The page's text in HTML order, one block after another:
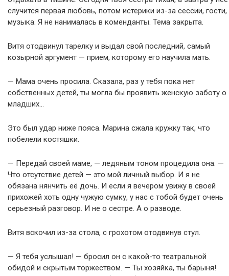
случится первая любовь, потом истерики из-за сессии, гости,
музыка. Я не нанималась в коменданты. Тема закрыта.
Витя отодвинул тарелку и выдал свой последний, самый
козырной аргумент — прием, которому его научила мать.
— Мама очень просила. Сказала, раз у тебя пока нет
собственных детей, ты могла бы проявить женскую заботу о
младших…
Это был удар ниже пояса. Марина сжала кружку так, что
побелели костяшки.
— Передай своей маме, — ледяным тоном процедила она. —
Что отсутствие детей — это мой личный выбор. И я не
обязана нянчить её дочь. И если я вечером увижу в своей
прихожей хоть одну чужую сумку, у нас с тобой будет очень
серьезный разговор. И не о сестре. А о разводе.
Витя вскочил из-за стола, с грохотом отодвинув стул.
— Я тебя услышал! — бросил он с какой-то театральной
обидой и скрытым торжеством. — Ты хозяйка, ты барыня!